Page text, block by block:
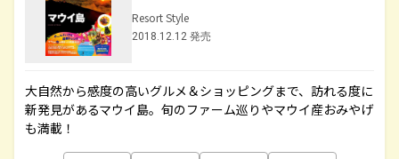
Resort Style
2018.12.12 発売
大自然から感度の高いグルメ＆ショッピングまで、訪れる度に
新発見があるマウイ島。旬のファーム巡りやマウイ産おみやげ
も満載！